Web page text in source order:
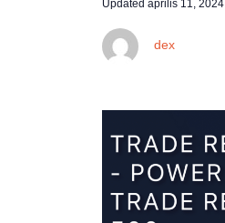
Updated április 11, 2024
dex